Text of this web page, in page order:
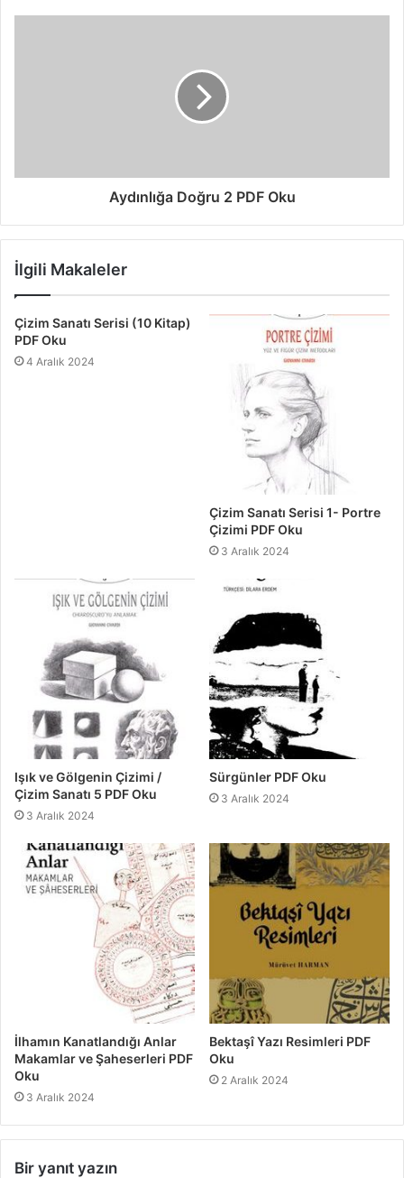
Aydınlığa Doğru 2 PDF Oku
İlgili Makaleler
Çizim Sanatı Serisi (10 Kitap)
PDF Oku
4 Aralık 2024
Çizim Sanatı Serisi 1- Portre
Çizimi PDF Oku
3 Aralık 2024
Işık ve Gölgenin Çizimi /
Çizim Sanatı 5 PDF Oku
3 Aralık 2024
Sürgünler PDF Oku
3 Aralık 2024
İlhamın Kanatlandığı Anlar
Makamlar ve Şaheserleri PDF
Oku
3 Aralık 2024
Bektaşî Yazı Resimleri PDF
Oku
2 Aralık 2024
Bir yanıt yazın